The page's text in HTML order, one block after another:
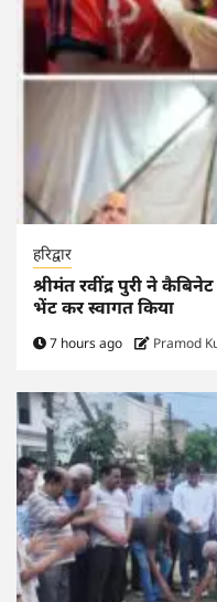
हरिद्वार
श्रीमंत रवींद्र पुरी ने
भेंट कर स्वागत किया
7 hours ago Pramod